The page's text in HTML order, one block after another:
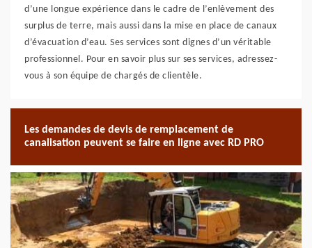
d’une longue expérience dans le cadre de l’enlèvement des
surplus de terre, mais aussi dans la mise en place de canaux
d’évacuation d’eau. Ses services sont dignes d’un véritable
professionnel. Pour en savoir plus sur ses services, adressez-
vous à son équipe de chargés de clientèle.
Les demandes de devis de remplacement de
canalisation peuvent se faire en ligne avec RD PRO